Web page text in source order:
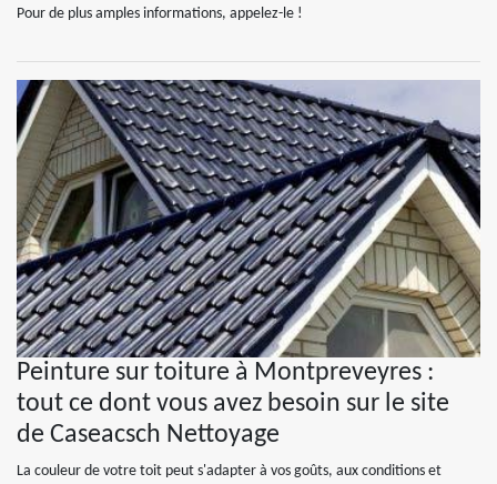
Pour de plus amples informations, appelez-le !
Peinture sur toiture à Montpreveyres :
tout ce dont vous avez besoin sur le site
de Caseacsch Nettoyage
La couleur de votre toit peut s'adapter à vos goûts, aux conditions et